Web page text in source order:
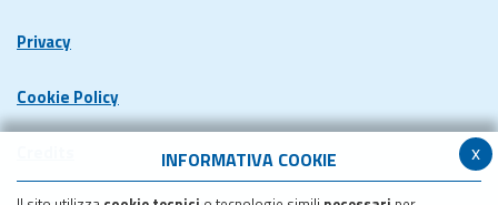
x
INFORMATIVA COOKIE
Privacy
Cookie Policy